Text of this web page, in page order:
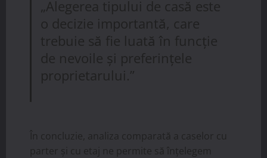
„Alegerea tipului de casă este
o decizie importantă, care
trebuie să fie luată în funcție
de nevoile și preferințele
proprietarului.”
În concluzie, analiza comparată a caselor cu
parter și cu etaj ne permite să înțelegem